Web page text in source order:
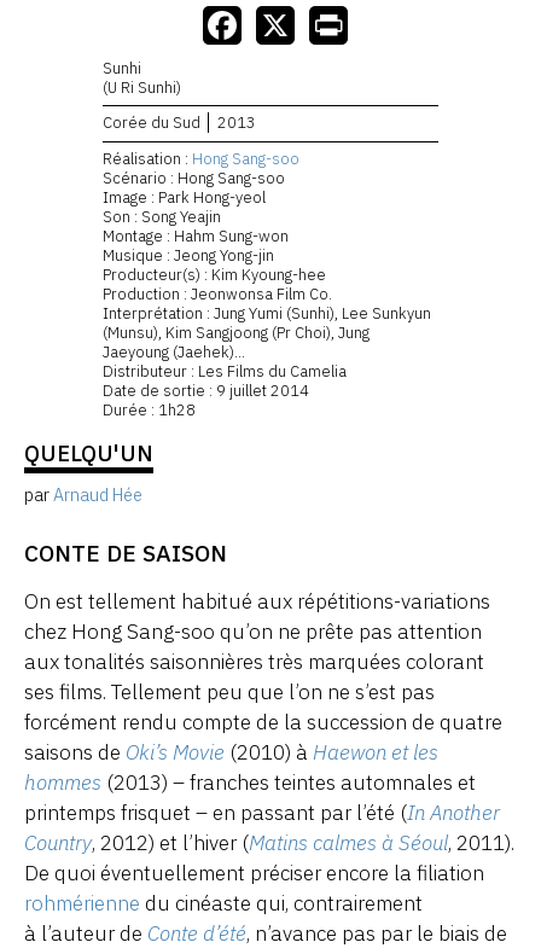
Sunhi
(U Ri Sunhi)
Corée du Sud
2013
Réalisation : Hong Sang-soo
Scénario : Hong Sang-soo
Image : Park Hong-yeol
Son : Song Yeajin
Montage : Hahm Sung-won
Musique : Jeong Yong-jin
Producteur(s) : Kim Kyoung-hee
Production : Jeonwonsa Film Co.
Interprétation : Jung Yumi (Sunhi), Lee Sunkyun
(Munsu), Kim Sangjoong (Pr Choi), Jung
Jaeyoung (Jaehek)...
Distributeur : Les Films du Camelia
Date de sortie : 9 juillet 2014
Durée : 1h28
QUELQU'UN
par Arnaud Hée
CONTE DE SAISON
On est tellement habitué aux répétitions-variations
chez Hong Sang-soo qu’on ne prête pas attention
aux tonalités saisonnières très marquées colorant
ses films. Tellement peu que l’on ne s’est pas
forcément rendu compte de la succession de quatre
saisons de Oki’s Movie (2010) à Haewon et les
hommes (2013) – franches teintes automnales et
printemps frisquet – en passant par l’été (In Another
Country, 2012) et l’hiver (Matins calmes à Séoul, 2011).
De quoi éventuellement préciser encore la filiation
rohmérienne du cinéaste qui, contrairement
à l’auteur de Conte d’été, n’avance pas par le biais de